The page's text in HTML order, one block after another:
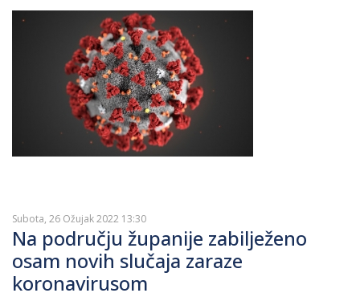
Subota, 26 Ožujak 2022 13:30
Na području županije zabilježeno
osam novih slučaja zaraze
koronavirusom